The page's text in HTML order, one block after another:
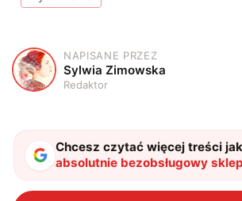
S
NAPISANE PRZEZ
Sylwia Zimowska
Redaktor
Chcesz czytać więcej treści jak
absolutnie bezobsługowy
otwarty w Poznaniu"?